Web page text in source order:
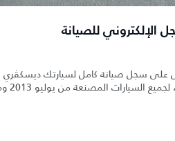
الإلكتروني للصيانة
على سجل صيانة كامل لسيارتك ديسكڤري
السيارات المصنعة من يوليو 2013 وما يليه.